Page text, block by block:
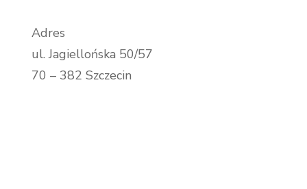
Adres
ul. Jagiellońska 50/57
70 – 382 Szczecin